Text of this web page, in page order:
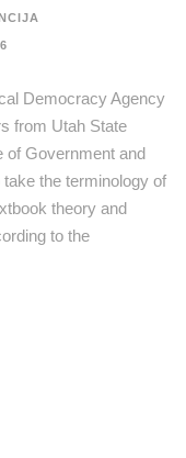
Democracy Agency
from Utah State
of Government and
the terminology of
theory and
to the